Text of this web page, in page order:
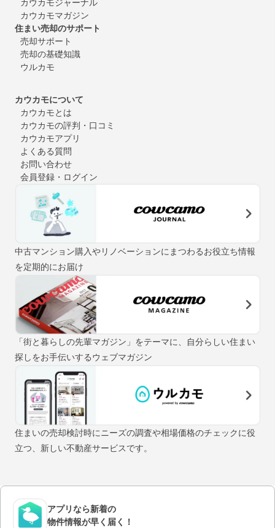
カウカモジャーナル
カウカモマガジン
住まい売却のサポート
売却サポート
売却の基礎知識
ウルカモ
カウカモについて
カウカモとは
カウカモの評判・口コミ
カウカモアプリ
よくある質問
お問い合わせ
会員登録・ログイン
中古マンション購入やリノベーションにまつわるお役立ち情報
を定期的にお届け
「街と暮らしの先輩マガジン」をテーマに、自分らしい住まい
探しをお手伝いするウェブマガジン
住まいの売却検討時にニーズの調査や相場価格のチェックに役
立つ、新しい不動産サービスです。
アプリなら新着の
物件情報が早く届く！